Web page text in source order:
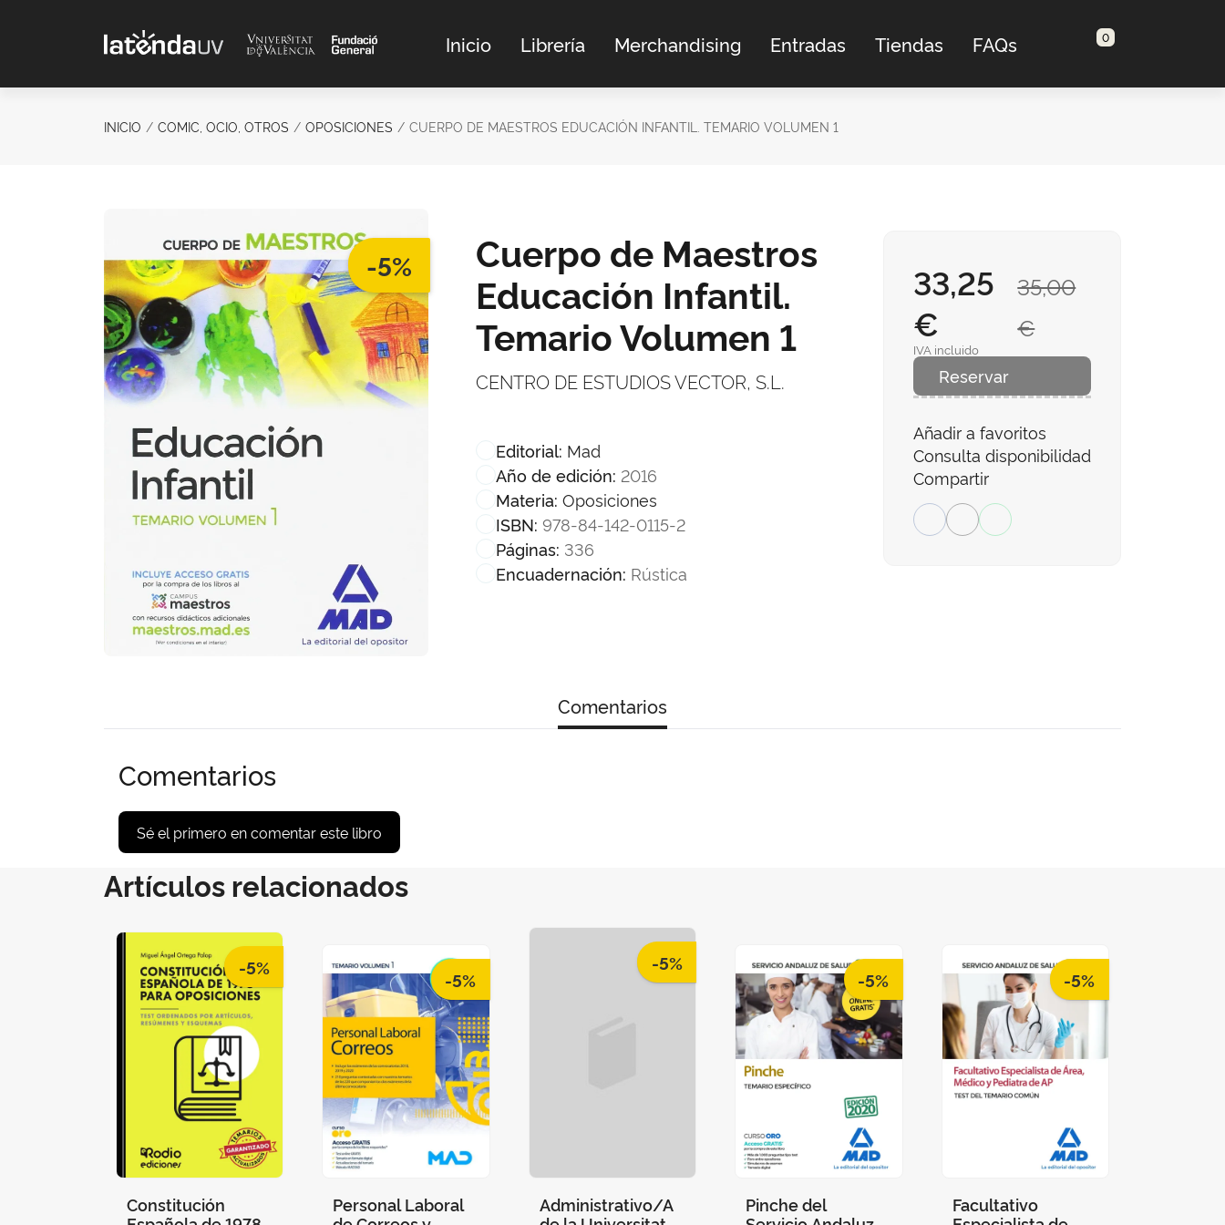
Inicio Librería Merchandising Entradas Tiendas FAQs 0
INICIO COMIC, OCIO, OTROS OPOSICIONES CUERPO DE MAESTROS EDUCACIÓN INFANTIL. TEMARIO VOLUMEN 1
-5%
Cuerpo de Maestros
Educación Infantil.
Temario Volumen 1
CENTRO DE ESTUDIOS VECTOR, S.L.
Editorial: Mad
Año de edición: 2016
Materia: Oposiciones
ISBN: 978-84-142-0115-2
Páginas: 336
Encuadernación: Rústica
35,00
€
33,25
€
IVA incluido
Reservar
Añadir a favoritos
Consulta disponibilidad
Compartir
Comentarios
Comentarios
Sé el primero en comentar este libro
Artículos relacionados
-5%
Constitución
-5%
Personal Laboral
-5%
Administrativo/A
-5%
Pinche del
-5%
Facultativo